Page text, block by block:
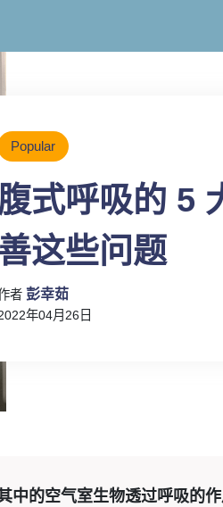
Popular
腹式呼吸的 5
善这些问题
者 彭幸茹
年04月26日
中的空气室生物透过呼吸的作